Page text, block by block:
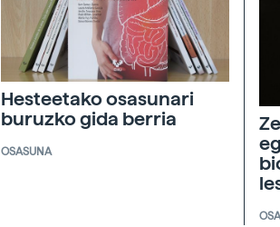
Hesteetako osasunari
buruzko gida berria
OSASUNA